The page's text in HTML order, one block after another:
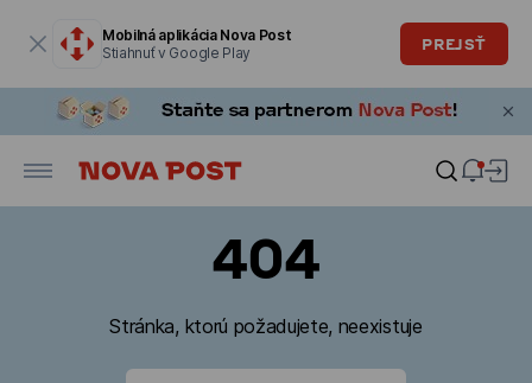
Mobilná aplikácia Nova Post
Stiahnuť v Google Play
PREJSŤ
404
Stránka, ktorú požadujete, neexistuje